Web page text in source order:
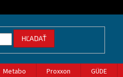
HĽADAŤ
Metabo Proxxon GÜDE